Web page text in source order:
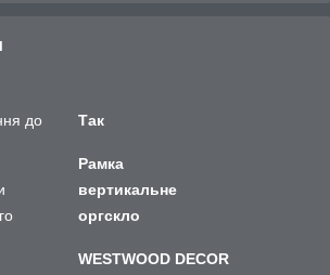
до
Так
Рамка
вертикальне
оргскло
WESTWOOD DECOR